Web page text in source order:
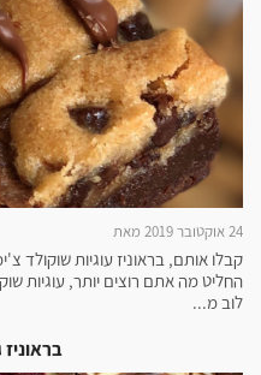
24 אוקטובר 2019 מאת
קבלו אותם, בראוניז עוגיות שוקולד
החליט מה אתם רוצים יותר, עוגיות
לוב מ...